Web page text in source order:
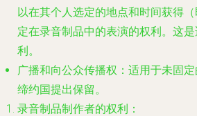
以在其个人选定的地点和时间获得（
定在录音制品中的表演的权利。这
利。
广播和向公众传播权 ：适用于未固
缔约国提出保留。
录音制品制作者的权利 ：